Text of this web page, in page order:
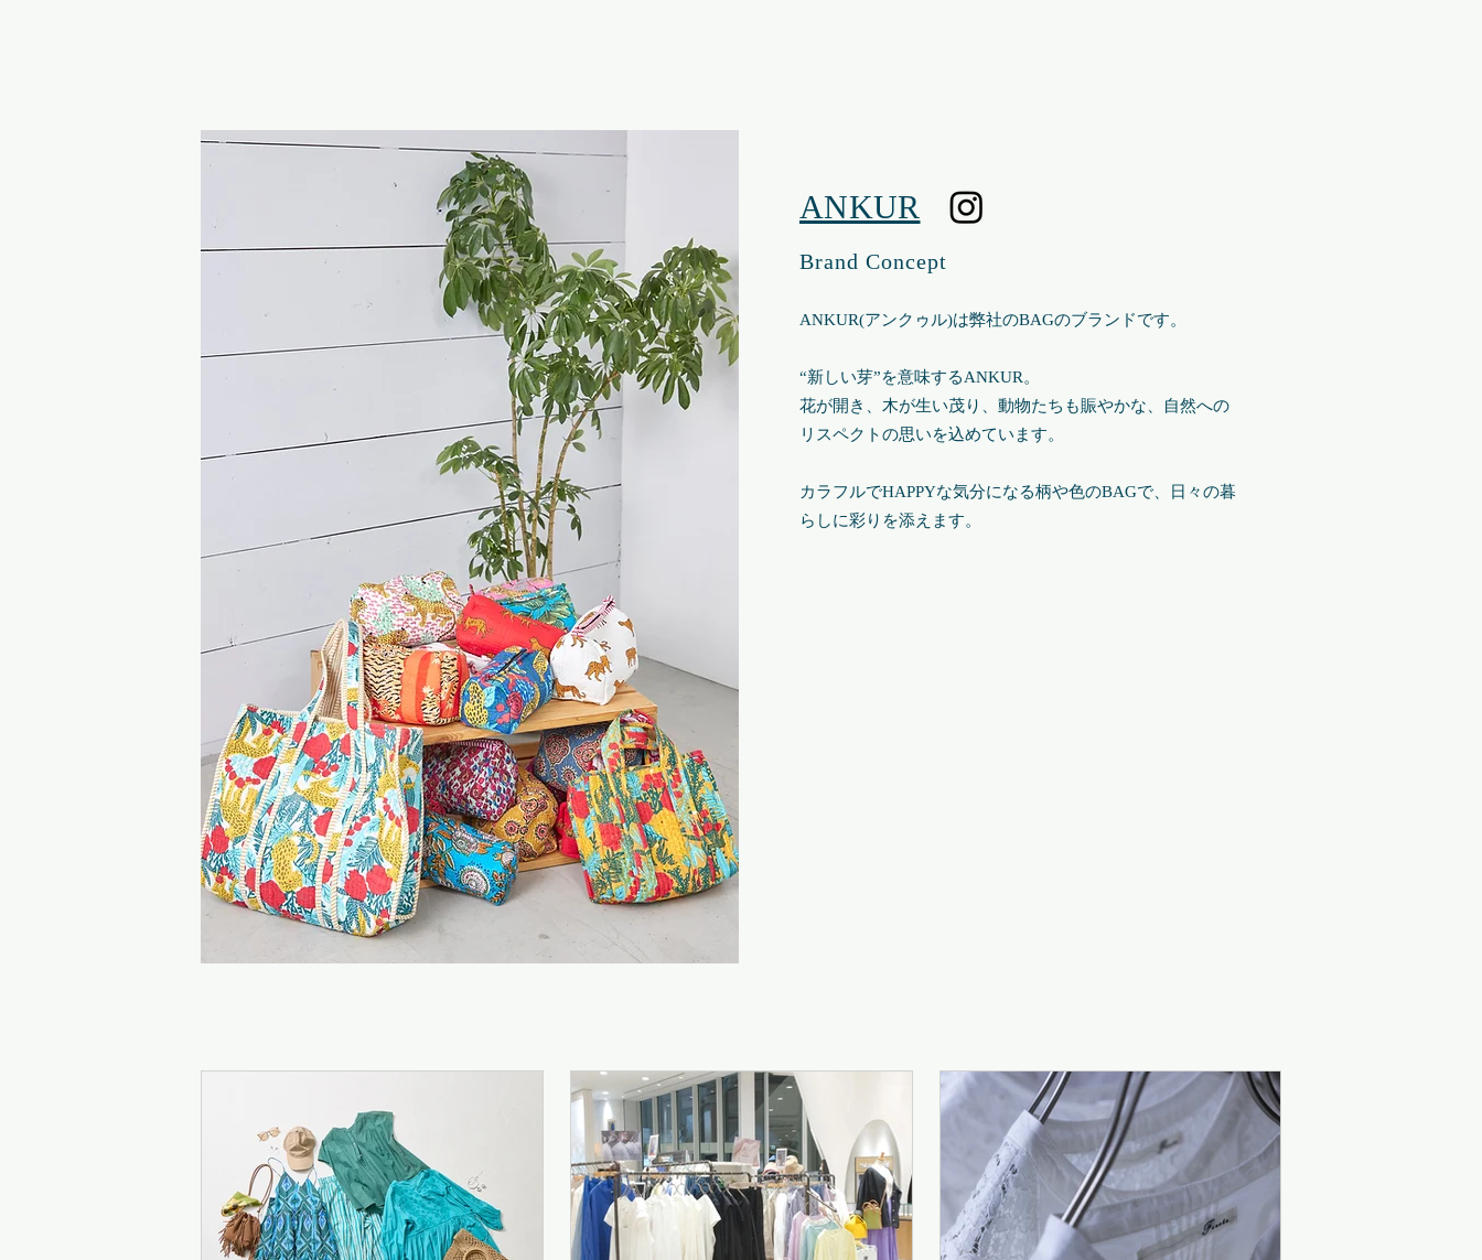
​ANKUR
Brand Concept
ANKUR(アンクゥル)は弊社のBAGのブランドです。
“新しい芽”を意味するANKUR。
花が開き、木が生い茂り、動物たちも賑やかな、自然への
リスペクトの思いを込めています。
​カラフルでHAPPYな気分になる柄や色のBAGで、日々の暮
らしに彩りを添えます。